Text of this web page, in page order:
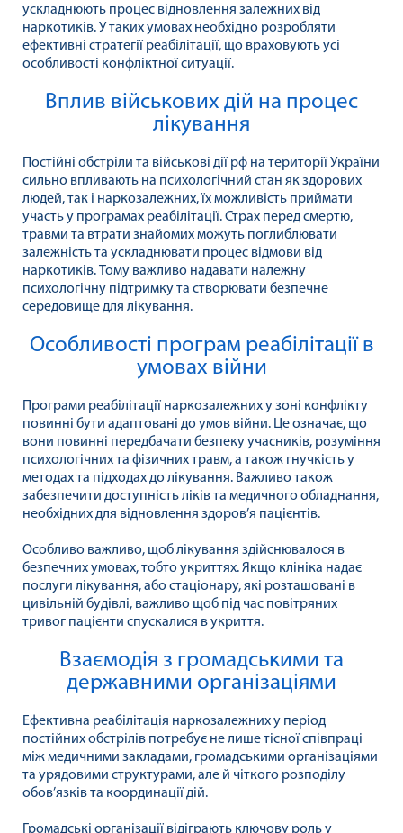
ускладнюють процес відновлення залежних від
наркотиків. У таких умовах необхідно розробляти
ефективні стратегії реабілітації, що враховують усі
особливості конфліктної ситуації.
Вплив військових дій на процес
лікування
Постійні обстріли та військові дії рф на території України
сильно впливають на психологічний стан як здорових
людей, так і наркозалежних, їх можливість приймати
участь у програмах реабілітації. Страх перед смертю,
травми та втрати знайомих можуть поглиблювати
залежність та ускладнювати процес відмови від
наркотиків. Тому важливо надавати належну
психологічну підтримку та створювати безпечне
середовище для лікування.
Особливості програм реабілітації в
умовах війни
Програми реабілітації наркозалежних у зоні конфлікту
повинні бути адаптовані до умов війни. Це означає, що
вони повинні передбачати безпеку учасників, розуміння
психологічних та фізичних травм, а також гнучкість у
методах та підходах до лікування. Важливо також
забезпечити доступність ліків та медичного обладнання,
необхідних для відновлення здоров’я пацієнтів.
Особливо важливо, щоб лікування здійснювалося в
безпечних умовах, тобто укриттях. Якщо клініка надає
послуги лікування, або стаціонару, які розташовані в
цивільній будівлі, важливо щоб під час повітряних
тривог пацієнти спускалися в укриття.
Взаємодія з громадськими та
державними організаціями
Ефективна реабілітація наркозалежних у період
постійних обстрілів потребує не лише тісної співпраці
між медичними закладами, громадськими організаціями
та урядовими структурами, але й чіткого розподілу
обов’язків та координації дій.
Громадські організації відіграють ключову роль у